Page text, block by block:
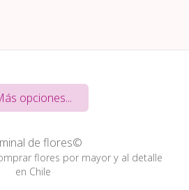
opciones...
de flores©
flores por mayor y al detalle
en Chile